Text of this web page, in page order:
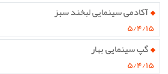
آکادمی سینمایی لبخند سبز
۵/۴/۱۵
گپ سینمایی بهار
۵/۴/۱۵